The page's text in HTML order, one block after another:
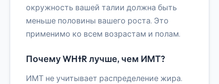
окружность вашей талии должна быть
меньше половины вашего роста. Это
применимо ко всем возрастам и полам.
Почему WHtR лучше, чем ИМТ?
ИМТ не учитывает распределение жира.